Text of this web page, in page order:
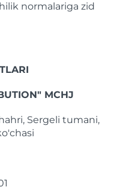
normalariga zid
MCHJ
Sergeli tumani,